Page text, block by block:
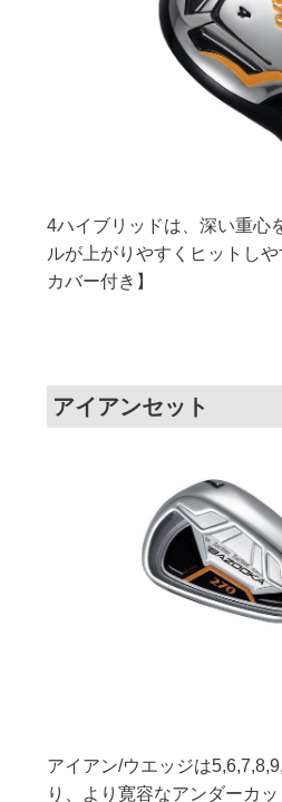
4ハイブリッドは、深い重心
ルが上がりやすくヒットし
カバー付き】
アイアンセット
アイアン/ウエッジは
り、より寛容なアンダーカ